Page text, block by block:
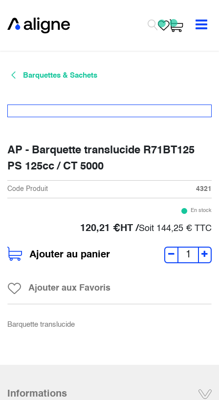
Barquettes & Sachets
AP - Barquette translucide R71BT125
PS 125cc / CT 5000
Code Produit 4321
En stock
120,21 €HT /Soit 144,25 € TTC
Ajouter au panier
Ajouter aux Favoris
Barquette translucide
Informations